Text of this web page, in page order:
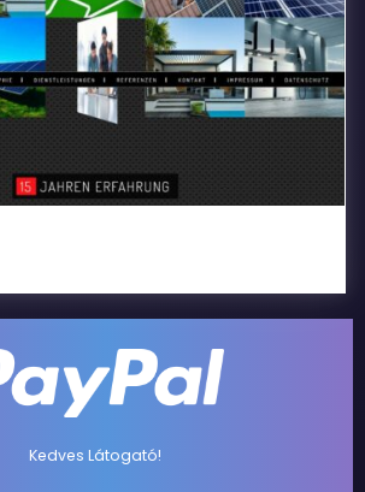
Kedves Látogató!